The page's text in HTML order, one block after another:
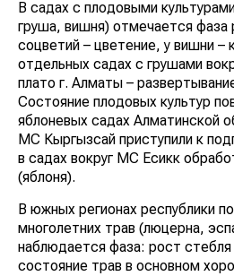
В садах с плодовыми
груша, вишня) отмечается фаза
соцветий – цветение, у вишни –
отдельных садах с грушами
плато г. Алматы –
Состояние плодовых культур
яблоневых садах Алматинской
МС Кыргызсай приступили к
в садах вокруг МС Есикк
(яблоня).
В южных регионах республики
многолетних трав (люцерна,
наблюдается фаза: рост
состояние трав в основном